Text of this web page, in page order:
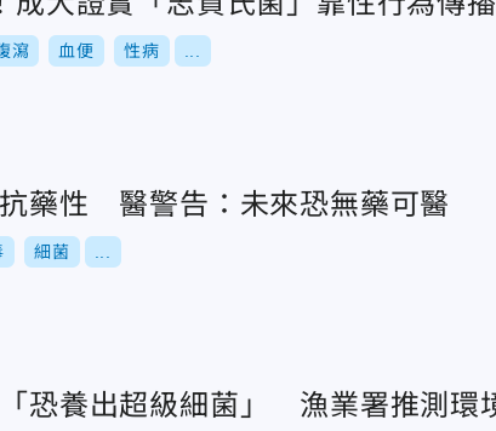
瀉 血便 性病
藥性 醫警告：未來恐無藥可醫
細菌
恐養出超級細菌」 漁業署推測環